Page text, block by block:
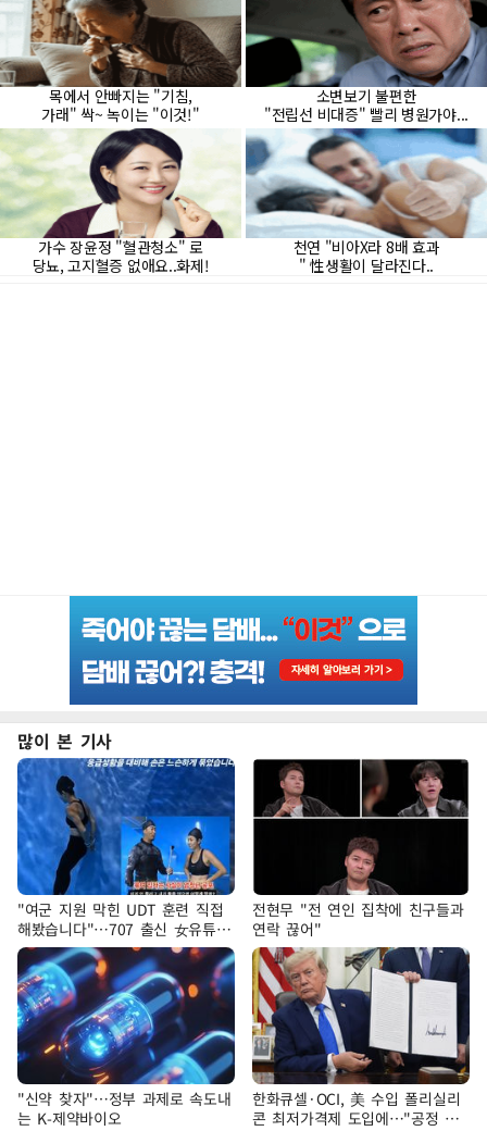
많이 본 기사
"여군 지원 막힌 UDT 훈련 직접
해봤습니다"…707 출신 女유튜버
'완벽 소화'
전현무 "전 연인 집착에 친구들과
연락 끊어"
"신약 찾자"…정부 과제로 속도내
는 K-제약바이오
한화큐셀·OCI, 美 수입 폴리실리
콘 최저가격제 도입에…"공정 경